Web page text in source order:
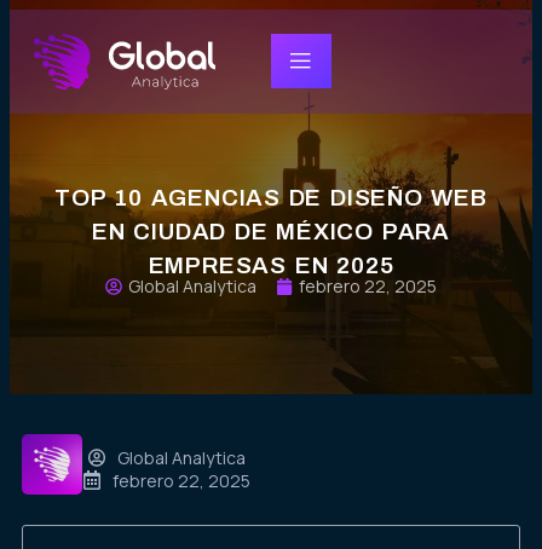
TOP 10 AGENCIAS DE DISEÑO WEB
EN CIUDAD DE MÉXICO PARA
EMPRESAS EN 2025
Global Analytica febrero 22, 2025
Global Analytica
febrero 22, 2025